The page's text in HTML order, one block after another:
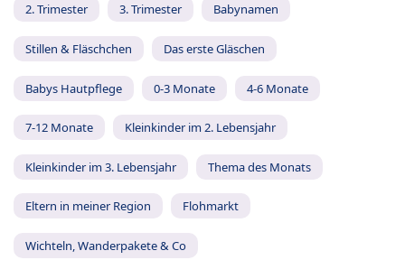
2. Trimester 3. Trimester Babynamen
Stillen & Fläschchen Das erste Gläschen
Babys Hautpflege 0-3 Monate 4-6 Monate
7-12 Monate Kleinkinder im 2. Lebensjahr
Kleinkinder im 3. Lebensjahr Thema des Monats
Eltern in meiner Region Flohmarkt
Wichteln, Wanderpakete & Co